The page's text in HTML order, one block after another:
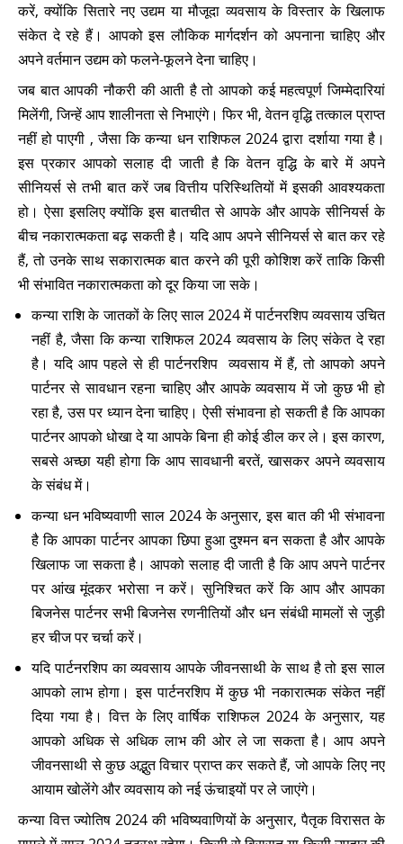
करें, क्योंकि सितारे नए उद्यम या मौजूदा व्यवसाय के विस्तार के खिलाफ
संकेत दे रहे हैं। आपको इस लौकिक मार्गदर्शन को अपनाना चाहिए और
अपने वर्तमान उद्यम को फलने-फूलने देना चाहिए।
जब बात आपकी नौकरी की आती है तो आपको कई महत्वपूर्ण जिम्मेदारियां
मिलेंगी, जिन्हें आप शालीनता से निभाएंगे। फिर भी, वेतन वृद्धि तत्काल प्राप्त
नहीं हो पाएगी , जैसा कि कन्या धन राशिफल 2024 द्वारा दर्शाया गया है।
इस प्रकार आपको सलाह दी जाती है कि वेतन वृद्धि के बारे में अपने
सीनियर्स से तभी बात करें जब वित्तीय परिस्थितियों में इसकी आवश्यकता
हो। ऐसा इसलिए क्योंकि इस बातचीत से आपके और आपके सीनियर्स के
बीच नकारात्मकता बढ़ सकती है। यदि आप अपने सीनियर्स से बात कर रहे
हैं, तो उनके साथ सकारात्मक बात करने की पूरी कोशिश करें ताकि किसी
भी संभावित नकारात्मकता को दूर किया जा सके।
कन्या राशि के जातकों के लिए साल 2024 में पार्टनरशिप व्यवसाय उचित
नहीं है, जैसा कि कन्या राशिफल 2024 व्यवसाय के लिए संकेत दे रहा
है। यदि आप पहले से ही पार्टनरशिप व्यवसाय में हैं, तो आपको अपने
पार्टनर से सावधान रहना चाहिए और आपके व्यवसाय में जो कुछ भी हो
रहा है, उस पर ध्यान देना चाहिए। ऐसी संभावना हो सकती है कि आपका
पार्टनर आपको धोखा दे या आपके बिना ही कोई डील कर ले। इस कारण,
सबसे अच्छा यही होगा कि आप सावधानी बरतें, खासकर अपने व्यवसाय
के संबंध में।
कन्या धन भविष्यवाणी साल 2024 के अनुसार, इस बात की भी संभावना
है कि आपका पार्टनर आपका छिपा हुआ दुश्मन बन सकता है और आपके
खिलाफ जा सकता है। आपको सलाह दी जाती है कि आप अपने पार्टनर
पर आंख मूंदकर भरोसा न करें। सुनिश्चित करें कि आप और आपका
बिजनेस पार्टनर सभी बिजनेस रणनीतियों और धन संबंधी मामलों से जुड़ी
हर चीज पर चर्चा करें।
यदि पार्टनरशिप का व्यवसाय आपके जीवनसाथी के साथ है तो इस साल
आपको लाभ होगा। इस पार्टनरशिप में कुछ भी नकारात्मक संकेत नहीं
दिया गया है। वित्त के लिए वार्षिक राशिफल 2024 के अनुसार, यह
आपको अधिक से अधिक लाभ की ओर ले जा सकता है। आप अपने
जीवनसाथी से कुछ अद्भुत विचार प्राप्त कर सकते हैं, जो आपके लिए नए
आयाम खोलेंगे और व्यवसाय को नई ऊंचाइयों पर ले जाएंगे।
कन्या वित्त ज्योतिष 2024 की भविष्यवाणियों के अनुसार, पैतृक विरासत के